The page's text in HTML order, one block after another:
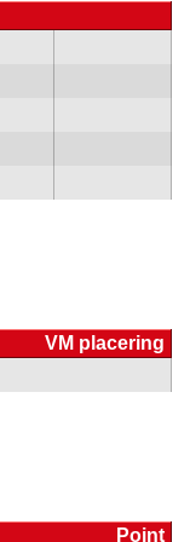
VM placering
Point